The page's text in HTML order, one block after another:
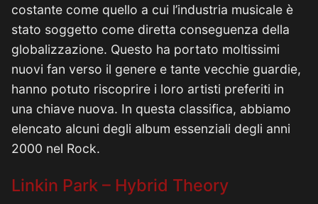
costante come quello a cui l’industria musicale è
stato soggetto come diretta conseguenza della
globalizzazione. Questo ha portato moltissimi
nuovi fan verso il genere e tante vecchie guardie,
hanno potuto riscoprire i loro artisti preferiti in
una chiave nuova. In questa classifica, abbiamo
elencato alcuni degli album essenziali degli anni
2000 nel Rock.
Linkin Park – Hybrid Theory